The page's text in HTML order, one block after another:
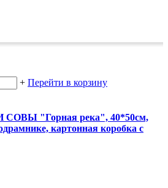
+ Перейти в корзину
СОВЫ "Горная река", 40*50см,
картонная коробка с